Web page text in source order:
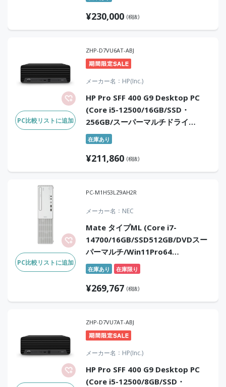
Business 2024(DA版))
¥230,000 (税抜)
PC比較リストに追加
ZHP-D7VU6AT-ABJ
メーカー名 HP(Inc.)
HP Pro SFF 400 G9 Desktop PC
(Core i5-12500/16GB/SSD・
256GB/スーパーマルチドライ
ブ/Win11Pro/Office Home &
Business 2024(DA版))
在庫あり
¥211,860 (税抜)
PC比較リストに追加
PC-M1H53LZ9AH2R
メーカー名 NEC
Mate タイプML (Core i7-
14700/16GB/SSD512GB/DVDスー
パーマルチ/Win11Pro64
25H2/Office Home & Business
2024 デジタルアタッチ版)
在庫あり 在庫限り
¥269,767 (税抜)
ZHP-D7VU7AT-ABJ
メーカー名 HP(Inc.)
HP Pro SFF 400 G9 Desktop PC
(Core i5-12500/8GB/SSD・